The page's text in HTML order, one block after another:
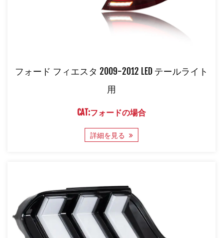
フォード フィエスタ 2009-2012 LED テールライト
用
CAT:フォードの場合
詳細を見る